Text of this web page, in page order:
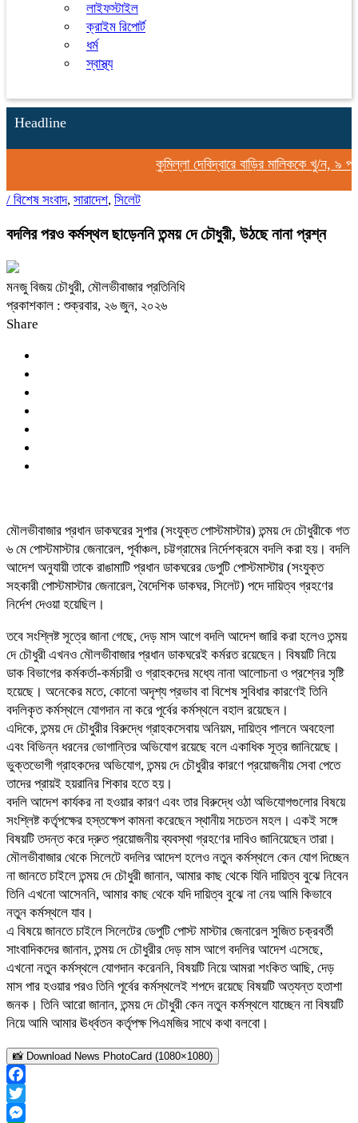
লাইফস্টাইল
ক্রাইম রিপোর্ট
ধর্ম
স্বাস্থ্য
Headline
কুমিল্লা দেবিদ্বারে বাড়ির মালিককে খু/ন, ৯
/ বিশেষ সংবাদ, সারাদেশ, সিলেট
বদলির পরও কর্মস্থল ছাড়েননি তন্ময় দে চৌধুরী, উঠছে নানা প্রশ্ন
মনজু বিজয় চৌধুরী, মৌলভীবাজার প্রতিনিধি
প্রকাশকাল : শুক্রবার, ২৬ জুন, ২০২৬
Share
মৌলভীবাজার প্রধান ডাকঘরের সুপার (সংযুক্ত পোস্টমাস্টার) তন্ময় দে চৌধুরীকে গত
৬ মে পোস্টমাস্টার জেনারেল, পূর্বাঞ্চল, চট্টগ্রামের নির্দেশক্রমে বদলি করা হয়। বদলি
আদেশ অনুযায়ী তাকে রাঙামাটি প্রধান ডাকঘরের ডেপুটি পোস্টমাস্টার (সংযুক্ত
সহকারী পোস্টমাস্টার জেনারেল, বৈদেশিক ডাকঘর, সিলেট) পদে দায়িত্ব গ্রহণের
নির্দেশ দেওয়া হয়েছিল।
তবে সংশ্লিষ্ট সূত্রে জানা গেছে, দেড় মাস আগে বদলি আদেশ জারি করা হলেও তন্ময়
দে চৌধুরী এখনও মৌলভীবাজার প্রধান ডাকঘরেই কর্মরত রয়েছেন। বিষয়টি নিয়ে
ডাক বিভাগের কর্মকর্তা-কর্মচারী ও গ্রাহকদের মধ্যে নানা আলোচনা ও প্রশ্নের সৃষ্টি
হয়েছে। অনেকের মতে, কোনো অদৃশ্য প্রভাব বা বিশেষ সুবিধার কারণেই তিনি
বদলিকৃত কর্মস্থলে যোগদান না করে পূর্বের কর্মস্থলে বহাল রয়েছেন।
এদিকে, তন্ময় দে চৌধুরীর বিরুদ্ধে গ্রাহকসেবায় অনিয়ম, দায়িত্ব পালনে অবহেলা
এবং বিভিন্ন ধরনের ভোগান্তির অভিযোগ রয়েছে বলে একাধিক সূত্র জানিয়েছে।
ভুক্তভোগী গ্রাহকদের অভিযোগ, তন্ময় দে চৌধুরীর কারণে প্রয়োজনীয় সেবা পেতে
তাদের প্রায়ই হয়রানির শিকার হতে হয়।
বদলি আদেশ কার্যকর না হওয়ার কারণ এবং তার বিরুদ্ধে ওঠা অভিযোগগুলোর বিষয়ে
সংশ্লিষ্ট কর্তৃপক্ষের হস্তক্ষেপ কামনা করেছেন স্থানীয় সচেতন মহল। একই সঙ্গে
বিষয়টি তদন্ত করে দ্রুত প্রয়োজনীয় ব্যবস্থা গ্রহণের দাবিও জানিয়েছেন তারা।
মৌলভীবাজার থেকে সিলেটে বদলির আদেশ হলেও নতুন কর্মস্থলে কেন যোগ দিচ্ছেন
না জানতে চাইলে তন্ময় দে চৌধুরী জানান, আমার কাছ থেকে যিনি দায়িত্ব বুঝে নিবেন
তিনি এখনো আসেননি, আমার কাছ থেকে যদি দায়িত্ব বুঝে না নেয় আমি কিভাবে
নতুন কর্মস্থলে যাব।
এ বিষয়ে জানতে চাইলে সিলেটের ডেপুটি পোস্ট মাস্টার জেনারেল সুজিত চক্রবর্তী
সাংবাদিকদের জানান, তন্ময় দে চৌধুরীর দেড় মাস আগে বদলির আদেশ এসেছে,
এখনো নতুন কর্মস্থলে যোগদান করেননি, বিষয়টি নিয়ে আমরা শংকিত আছি, দেড়
মাস পার হওয়ার পরও তিনি পূর্বের কর্মস্থলেই শপদে রয়েছে বিষয়টি অত্যন্ত হতাশা
জনক। তিনি আরো জানান, তন্ময় দে চৌধুরী কেন নতুন কর্মস্থলে যাচ্ছেন না বিষয়টি
নিয়ে আমি আমার ঊর্ধ্বতন কর্তৃপক্ষ পিএমজির সাথে কথা বলবো।
📸 Download News PhotoCard (1080×1080)
Facebook
Twitter